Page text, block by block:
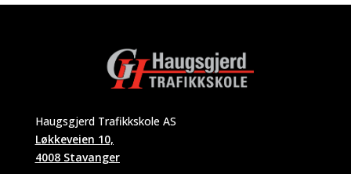
Haugsgjerd Trafikkskole AS
Løkkeveien 10,
4008 Stavanger